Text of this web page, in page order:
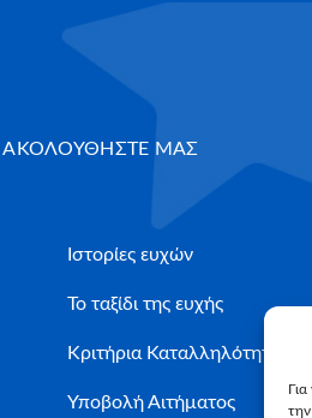
ΑΚΟΛΟΥΘΗΣΤΕ ΜΑΣ
Ιστορίες ευχών
Το ταξίδι της ευχής
Κριτήρια Καταλληλότητας
Υποβολή Αιτήματος